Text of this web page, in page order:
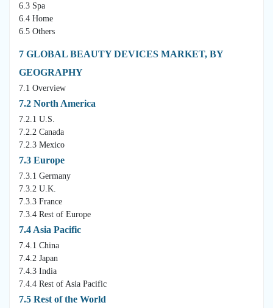
6.3 Spa
6.4 Home
6.5 Others
7 GLOBAL BEAUTY DEVICES MARKET, BY
GEOGRAPHY
7.1 Overview
7.2 North America
7.2.1 U.S.
7.2.2 Canada
7.2.3 Mexico
7.3 Europe
7.3.1 Germany
7.3.2 U.K.
7.3.3 France
7.3.4 Rest of Europe
7.4 Asia Pacific
7.4.1 China
7.4.2 Japan
7.4.3 India
7.4.4 Rest of Asia Pacific
7.5 Rest of the World